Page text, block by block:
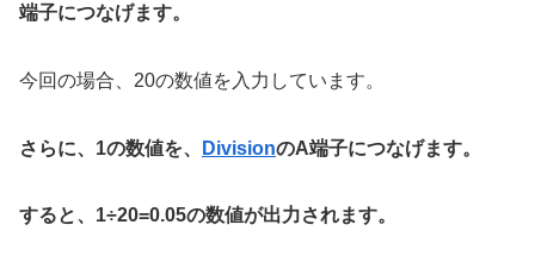
端子につなげます。
今回の場合、20の数値を入力しています。
さらに、1の数値を、 DivisionのA端子につなげます。
すると、1÷20=0.05の数値が出力されます。